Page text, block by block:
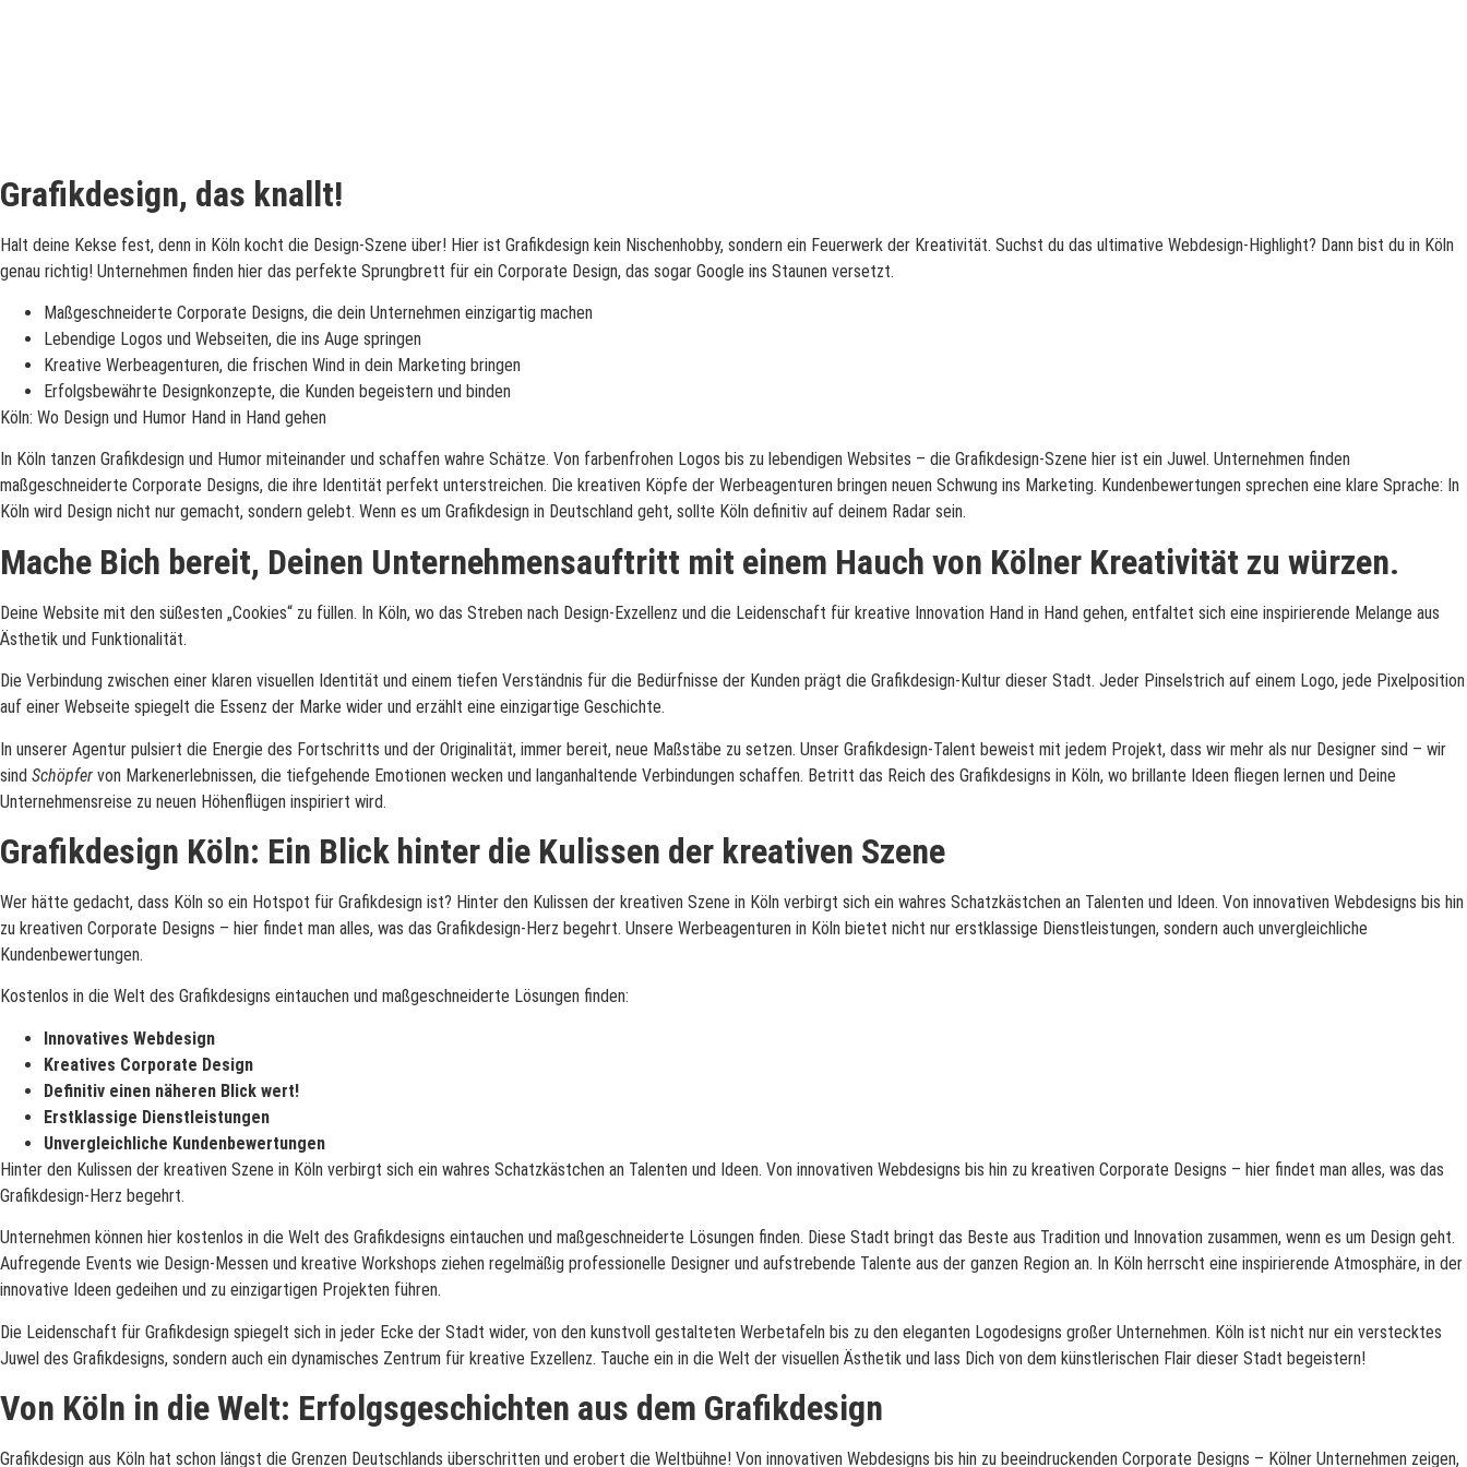
Grafikdesign, das knallt!
Halt deine Kekse fest, denn in Köln kocht die Design-Szene über! Hier ist Grafikdesign kein Nischenhobby, sondern ein Feuerwerk der Kreativität. Suchst du das ultimative Webdesign-Highlight? Dann bist du in Köln
genau richtig! Unternehmen finden hier das perfekte Sprungbrett für ein Corporate Design, das sogar Google ins Staunen versetzt.
Maßgeschneiderte Corporate Designs, die dein Unternehmen einzigartig machen
Lebendige Logos und Webseiten, die ins Auge springen
Kreative Werbeagenturen, die frischen Wind in dein Marketing bringen
Erfolgsbewährte Designkonzepte, die Kunden begeistern und binden
Köln: Wo Design und Humor Hand in Hand gehen
In Köln tanzen Grafikdesign und Humor miteinander und schaffen wahre Schätze. Von farbenfrohen Logos bis zu lebendigen Websites – die Grafikdesign-Szene hier ist ein Juwel. Unternehmen finden
maßgeschneiderte Corporate Designs, die ihre Identität perfekt unterstreichen. Die kreativen Köpfe der Werbeagenturen bringen neuen Schwung ins Marketing. Kundenbewertungen sprechen eine klare Sprache: In
Köln wird Design nicht nur gemacht, sondern gelebt. Wenn es um Grafikdesign in Deutschland geht, sollte Köln definitiv auf deinem Radar sein.
Mache Вich bereit, Deinen Unternehmensauftritt mit einem Hauch von Kölner Kreativität zu würzen.
Deine Website mit den süßesten „Cookies“ zu füllen. In Köln, wo das Streben nach Design-Exzellenz und die Leidenschaft für kreative Innovation Hand in Hand gehen, entfaltet sich eine inspirierende Melange aus
Ästhetik und Funktionalität.
Die Verbindung zwischen einer klaren visuellen Identität und einem tiefen Verständnis für die Bedürfnisse der Kunden prägt die Grafikdesign-Kultur dieser Stadt. Jeder Pinselstrich auf einem Logo, jede Pixelposition
auf einer Webseite spiegelt die Essenz der Marke wider und erzählt eine einzigartige Geschichte.
In unserer Agentur pulsiert die Energie des Fortschritts und der Originalität, immer bereit, neue Maßstäbe zu setzen. Unser Grafikdesign-Talent beweist mit jedem Projekt, dass wir mehr als nur Designer sind – wir
sind Schöpfer von Markenerlebnissen, die tiefgehende Emotionen wecken und langanhaltende Verbindungen schaffen. Betritt das Reich des Grafikdesigns in Köln, wo brillante Ideen fliegen lernen und Deine
Unternehmensreise zu neuen Höhenflügen inspiriert wird.
Grafikdesign Köln: Ein Blick hinter die Kulissen der kreativen Szene
Wer hätte gedacht, dass Köln so ein Hotspot für Grafikdesign ist? Hinter den Kulissen der kreativen Szene in Köln verbirgt sich ein wahres Schatzkästchen an Talenten und Ideen. Von innovativen Webdesigns bis hin
zu kreativen Corporate Designs – hier findet man alles, was das Grafikdesign-Herz begehrt. Unsere Werbeagenturen in Köln bietet nicht nur erstklassige Dienstleistungen, sondern auch unvergleichliche
Kundenbewertungen.
Kostenlos in die Welt des Grafikdesigns eintauchen und maßgeschneiderte Lösungen finden:
Innovatives Webdesign
Kreatives Corporate Design
Definitiv einen näheren Blick wert!
Erstklassige Dienstleistungen
Unvergleichliche Kundenbewertungen
Hinter den Kulissen der kreativen Szene in Köln verbirgt sich ein wahres Schatzkästchen an Talenten und Ideen. Von innovativen Webdesigns bis hin zu kreativen Corporate Designs – hier findet man alles, was das
Grafikdesign-Herz begehrt.
Unternehmen können hier kostenlos in die Welt des Grafikdesigns eintauchen und maßgeschneiderte Lösungen finden. Diese Stadt bringt das Beste aus Tradition und Innovation zusammen, wenn es um Design geht.
Aufregende Events wie Design-Messen und kreative Workshops ziehen regelmäßig professionelle Designer und aufstrebende Talente aus der ganzen Region an. In Köln herrscht eine inspirierende Atmosphäre, in der
innovative Ideen gedeihen und zu einzigartigen Projekten führen.
Die Leidenschaft für Grafikdesign spiegelt sich in jeder Ecke der Stadt wider, von den kunstvoll gestalteten Werbetafeln bis zu den eleganten Logodesigns großer Unternehmen. Köln ist nicht nur ein verstecktes
Juwel des Grafikdesigns, sondern auch ein dynamisches Zentrum für kreative Exzellenz. Tauche ein in die Welt der visuellen Ästhetik und lass Dich von dem künstlerischen Flair dieser Stadt begeistern!
Von Köln in die Welt: Erfolgsgeschichten aus dem Grafikdesign
Grafikdesign aus Köln hat schon längst die Grenzen Deutschlands überschritten und erobert die Weltbühne! Von innovativen Webdesigns bis hin zu beeindruckenden Corporate Designs – Kölner Unternehmen zeigen,